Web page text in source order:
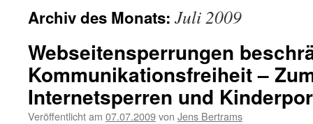
Archiv des Monats: Juli 2009
Webseitensperrungen
Kommunikationsfreiheit –
Internetsperren und
Veröffentlicht am 07.07.2009von Jens Bertrams